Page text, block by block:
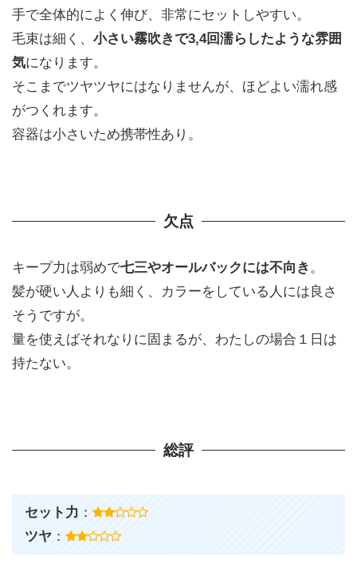
手で全体的によく伸び、非常にセットしやすい。
毛束は細く、 小さい霧吹きで3,4回濡らしたような雰囲
気になります。
そこまでツヤツヤにはなりませんが、ほどよい濡れ感
がつくれます。
容器は小さいため携帯性あり。
欠点
キープ力は弱めで七三やオールバックには不向き 。
髪が硬い人よりも細く、カラーをしている人には良さ
そうですが。
量を使えばそれなりに固まるが、わたしの場合１日は
持たない。
総評
セット力 ：
ツヤ ：